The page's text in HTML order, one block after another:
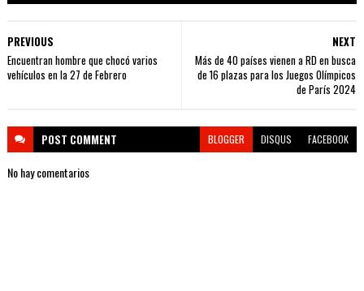
NEXT
Más de 40 países vienen a RD en busca
de 16 plazas para los Juegos Olímpicos
de París 2024
PREVIOUS
Encuentran hombre que chocó varios
vehículos en la 27 de Febrero
POST COMMENT BLOGGER DISQUS FACEBOOK
No hay comentarios